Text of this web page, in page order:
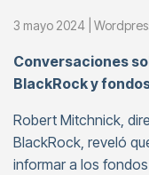
3 mayo 2024 |
Conversaciones
BlackRock y
Robert Mitchnick,
BlackRock, reveló
informar a los